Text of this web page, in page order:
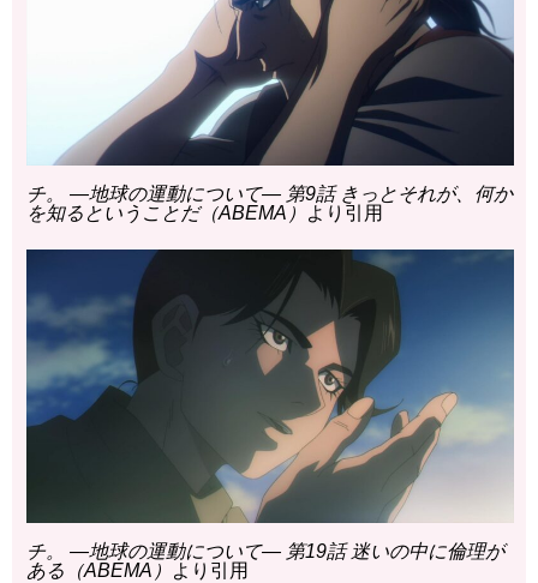
チ。 ―地球の運動について― 第9話 きっとそれが、何か
を知るということだ（ABEMA）
より引用
チ。 ―地球の運動について― 第19話 迷いの中に倫理が
ある（ABEMA）
より引用